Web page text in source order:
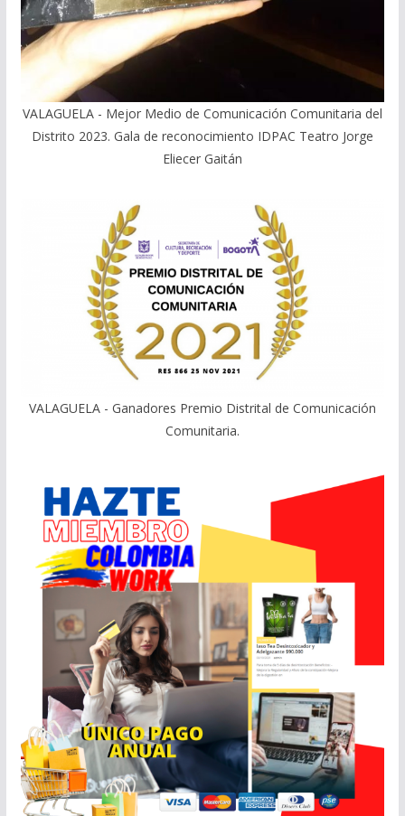
VALAGUELA - Mejor Medio de Comunicación Comunitaria del
Distrito 2023. Gala de reconocimiento IDPAC Teatro Jorge
Eliecer Gaitán
VALAGUELA - Ganadores Premio Distrital de Comunicación
Comunitaria.